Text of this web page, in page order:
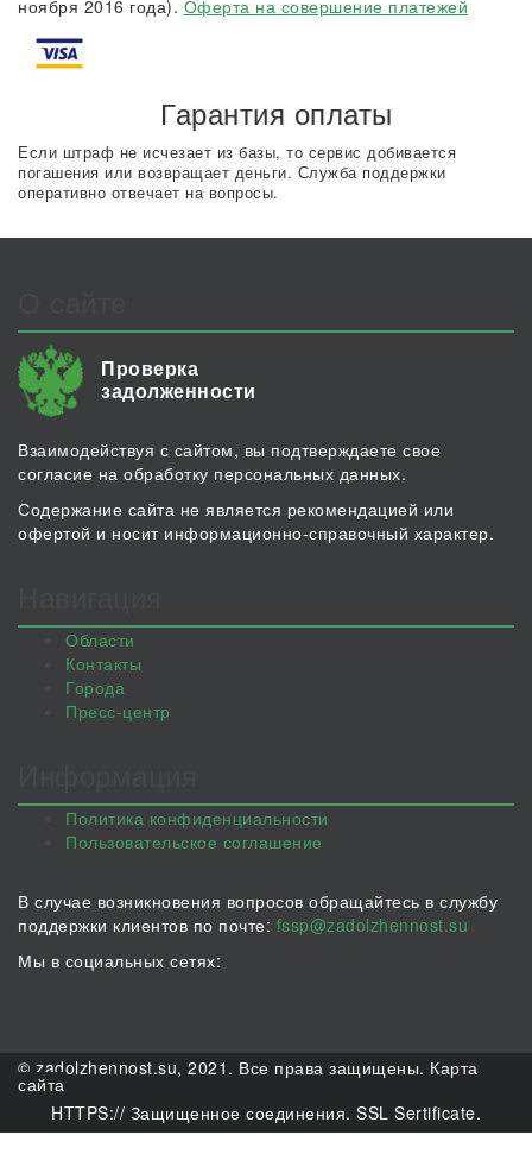
ноября 2016 года). Оферта на совершение платежей
Гарантия оплаты
Если штраф не исчезает из базы, то сервис добивается
погашения или возвращает деньги. Служба поддержки
оперативно отвечает на вопросы.
Проверка
задолженности
Взаимодействуя с сайтом, вы подтверждаете свое
согласие на обработку персональных данных.
Содержание сайта не является рекомендацией или
офертой и носит информационно-справочный характер.
Области
Контакты
Города
Пресс-центр
Политика конфиденциальности
Пользовательское соглашение
В случае возникновения вопросов обращайтесь в службу
поддержки клиентов по почте: fssp@zadolzhennost.su
Мы в социальных сетях:
© zadolzhennost.su, 2021. Все права защищены. Карта
сайта
HTTPS:// Защищенное соединения. SSL Sertificate.